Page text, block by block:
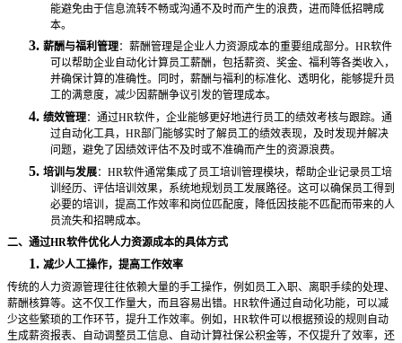
能避免由于信息流转不畅或沟通不及时而产生的浪费，进而降低招聘成
本。
3. 薪酬与福利管理：薪酬管理是企业人力资源成本的重要组成部分。 HR软件
可以帮助企业自动化计算员工薪酬，包括薪资、奖金、福利等各类收入，
并确保计算的准确性。同时，薪酬与福利的标准化、透明化，能够提升员
工的满意度，减少因薪酬争议引发的管理成本。
4. 绩效管理：通过HR软件，企业能够更好地进行员工的绩效考核与跟踪。通
过自动化工具，HR部门能够实时了解员工的绩效表现，及时发现并解决
问题，避免了因绩效评估不及时或不准确而产生的资源浪费。
5. 培训与发展： HR软件通常集成了员工培训管理模块，帮助企业记录员工培
训经历、评估培训效果，系统地规划员工发展路径。这可以确保员工得到
必要的培训，提高工作效率和岗位匹配度，降低因技能不匹配而带来的人
员流失和招聘成本。
二、通过HR软件优化人力资源成本的具体方式
1. 减少人工操作，提高工作效率
传统的人力资源管理往往依赖大量的手工操作，例如员工入职、离职手续的处理、
薪酬核算等。这不仅工作量大，而且容易出错。 HR软件通过自动化功能，可以减
少这些繁琐的工作环节，提升工作效率。例如，HR软件可以根据预设的规则自动
生成薪资报表、自动调整员工信息、自动计算社保公积金等，不仅提升了效率，还